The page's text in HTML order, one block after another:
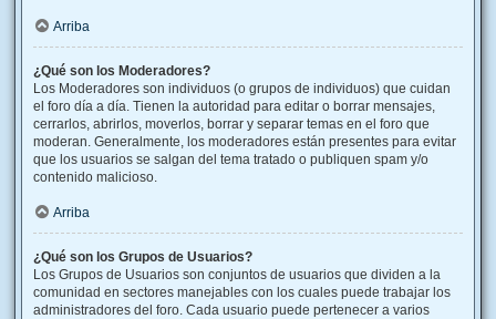
Arriba
¿Qué son los Moderadores?
Los Moderadores son individuos (o grupos de individuos) que cuidan
el foro día a día. Tienen la autoridad para editar o borrar mensajes,
cerrarlos, abrirlos, moverlos, borrar y separar temas en el foro que
moderan. Generalmente, los moderadores están presentes para evitar
que los usuarios se salgan del tema tratado o publiquen spam y/o
contenido malicioso.
Arriba
¿Qué son los Grupos de Usuarios?
Los Grupos de Usuarios son conjuntos de usuarios que dividen a la
comunidad en sectores manejables con los cuales puede trabajar los
administradores del foro. Cada usuario puede pertenecer a varios